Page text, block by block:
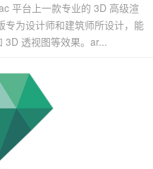
平台上一款专业的 3D 高级渲
为设计师和建筑师所设计，能
3D 透视图等效果。ar...